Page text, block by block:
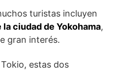
turistas incluyen
ciudad de Yokohama,
gran interés.
estas dos